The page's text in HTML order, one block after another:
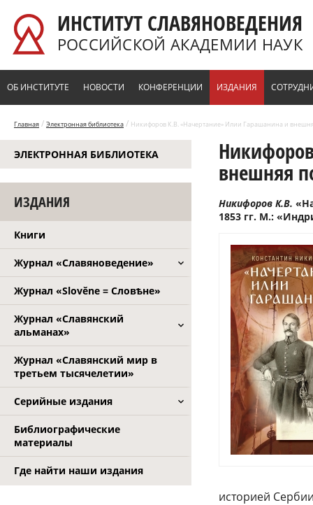
ИНСТИТУТ СЛАВЯНОВЕДЕНИЯ
РОССИЙСКОЙ АКАДЕМИИ НАУК
ОБ ИНСТИТУТЕ НОВОСТИ КОНФЕРЕНЦИИ ИЗДАНИЯ
Главная / Электронная библиотека / Никифоров К.В. «Начертание» Илии Гарашанина и
ЭЛЕКТРОННАЯ БИБЛИОТЕКА
ИЗДАНИЯ
Книги
Журнал «Славяноведение»
Журнал «Slověne = Словѣне»
Журнал «Славянский
альманах»
Журнал «Славянский мир в
третьем тысячелетии»
Серийные издания
Библиографические
материалы
Где найти наши издания
внешняя
Никифоров К.В.
1853 гг. М.:
историей